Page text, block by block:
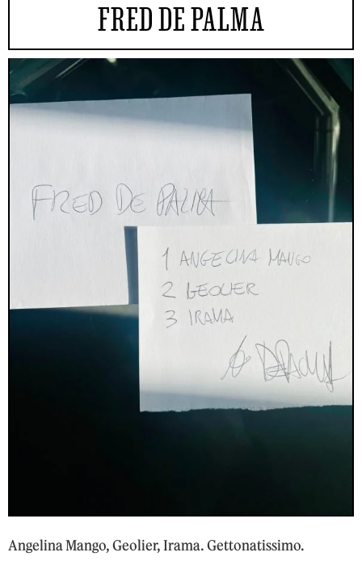
FRED DE PALMA
Angelina Mango, Geolier, Irama. Gettonatissimo.